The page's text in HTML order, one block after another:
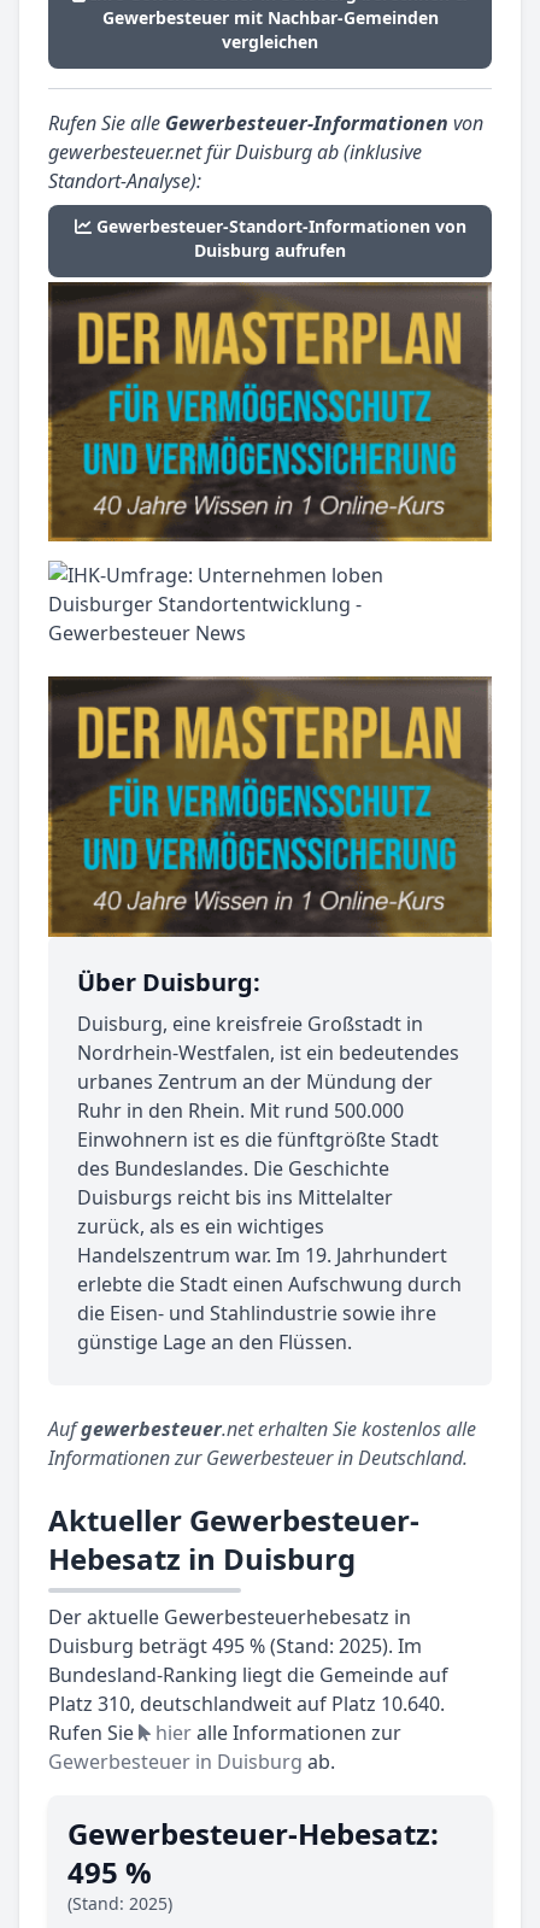
Gewerbesteuer mit Nachbar-Gemeinden
vergleichen
Rufen Sie alle Gewerbesteuer-Informationen von
gewerbesteuer.net für Duisburg ab (inklusive
Standort-Analyse):
Gewerbesteuer-Standort-Informationen von
Duisburg aufrufen
Über Duisburg:
Duisburg, eine kreisfreie Großstadt in
Nordrhein-Westfalen, ist ein bedeutendes
urbanes Zentrum an der Mündung der
Ruhr in den Rhein. Mit rund 500.000
Einwohnern ist es die fünftgrößte Stadt
des Bundeslandes. Die Geschichte
Duisburgs reicht bis ins Mittelalter
zurück, als es ein wichtiges
Handelszentrum war. Im 19. Jahrhundert
erlebte die Stadt einen Aufschwung durch
die Eisen- und Stahlindustrie sowie ihre
günstige Lage an den Flüssen.
Aufgewerbesteuer.net erhalten Sie kostenlos alle
Informationen zur Gewerbesteuer in Deutschland.
Aktueller Gewerbesteuer-
Hebesatz in Duisburg
Der aktuelle Gewerbesteuerhebesatz in
Duisburg beträgt 495 % (Stand: 2025). Im
Bundesland-Ranking liegt die Gemeinde auf
Platz 310, deutschlandweit auf Platz 10.640.
Rufen Sie
hieralle Informationen zur
Gewerbesteuer in Duisburg ab.
Gewerbesteuer-Hebesatz:
495 %
(Stand: 2025)